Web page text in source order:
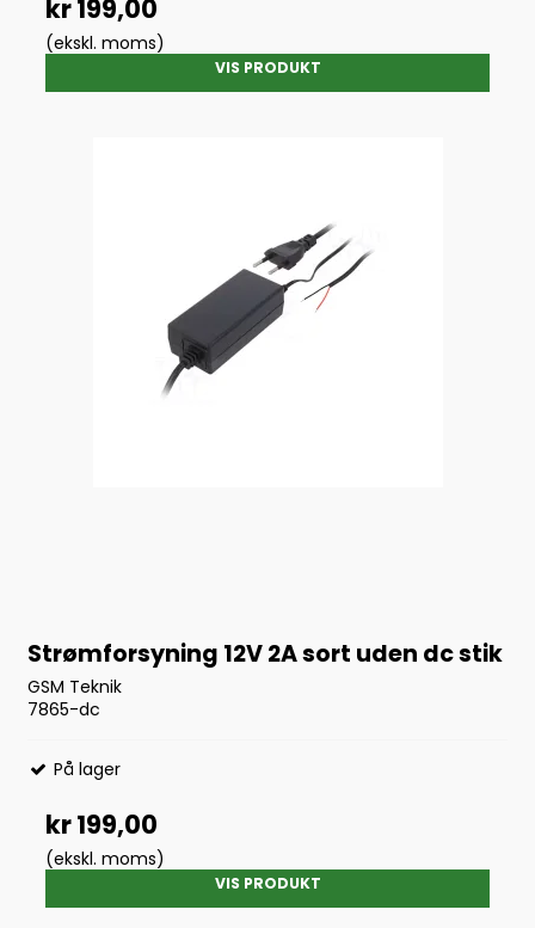
kr 199,00
(ekskl. moms)
VIS PRODUKT
Strømforsyning 12V 2A sort uden dc stik
GSM Teknik
7865-dc
På lager
kr 199,00
(ekskl. moms)
VIS PRODUKT